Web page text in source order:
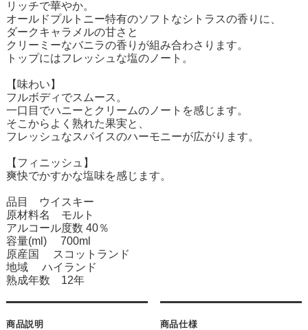
リッチで華やか。
オールドプルトニー特有のソフトなシトラスの香りに、
ダークキャラメルの甘さと
クリーミーなバニラの香りが組み合わさります。
トップにはフレッシュな塩のノート。
【味わい】
フルボディでスムース。
一口目でハニーとクリームのノートを感じます。
そこからよく熟れた果実と、
フレッシュなスパイスのハーモニーが広がります。
【フィニッシュ】
爽快でかすかな塩味を感じます。
品目 ウイスキー
原材料名 モルト
アルコール度数 40％
容量(ml) 700ml
原産国 スコットランド
地域 ハイランド
熟成年数 12年
商品説明 商品仕様